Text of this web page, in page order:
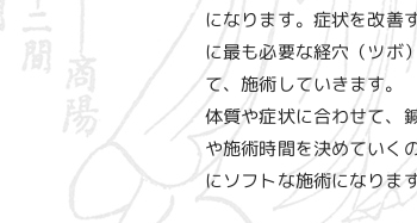
になります。症状を改善
に最も必要な経穴（ツボ
て、施術していきます。
体質や症状に合わせて、
や施術時間を決めていく
にソフトな施術になりま